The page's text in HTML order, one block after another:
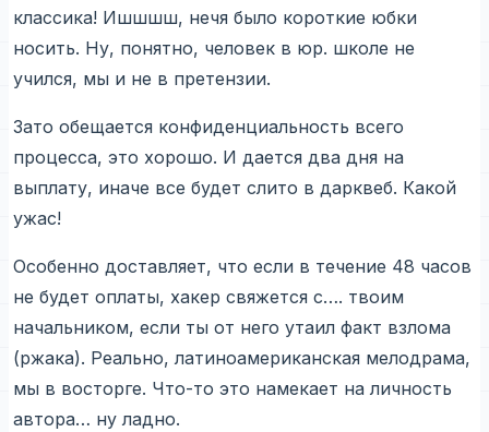
классика! Ишшшш, нечя было короткие юбки
носить. Ну, понятно, человек в юр. школе не
учился, мы и не в претензии.
Зато обещается конфиденциальность всего
процесса, это хорошо. И дается два дня на
выплату, иначе все будет слито в дарквеб. Какой
ужас!
Особенно доставляет, что если в течение 48 часов
не будет оплаты, хакер свяжется с…. твоим
начальником, если ты от него утаил факт взлома
(ржака). Реально, латиноамериканская мелодрама,
мы в восторге. Что-то это намекает на личность
автора… ну ладно.